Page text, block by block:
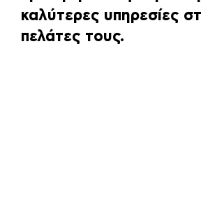
καλύτερες υπηρεσίες
πελάτες τους.